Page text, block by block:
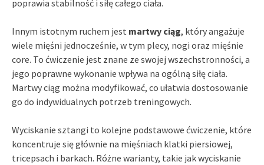
poprawia stabilność i siłę całego ciała.
Innym istotnym ruchem jest martwy ciąg, który angażuje
wiele mięśni jednocześnie, w tym plecy, nogi oraz mięśnie
core. To ćwiczenie jest znane ze swojej wszechstronności, a
jego poprawne wykonanie wpływa na ogólną siłę ciała.
Martwy ciąg można modyfikować, co ułatwia dostosowanie
go do indywidualnych potrzeb treningowych.
Wyciskanie sztangi to kolejne podstawowe ćwiczenie, które
koncentruje się głównie na mięśniach klatki piersiowej,
tricepsach i barkach. Różne warianty, takie jak wyciskanie